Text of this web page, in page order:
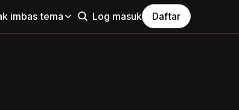
imbas tema Log masuk Daftar